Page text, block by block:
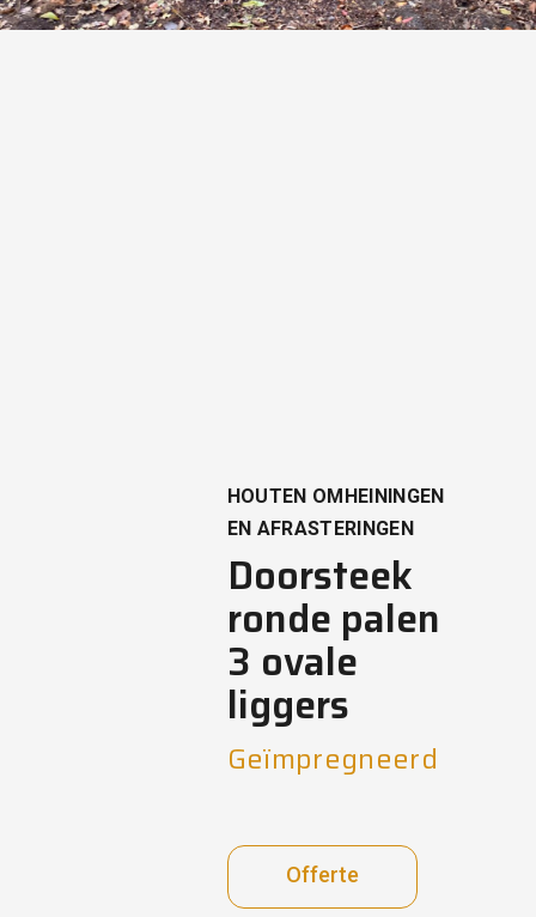
HOUTEN OMHEININGEN
EN AFRASTERINGEN
Doorsteek
ronde palen
3 ovale
liggers
Geïmpregneerd
Offerte